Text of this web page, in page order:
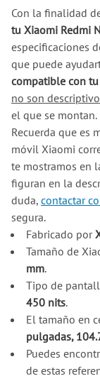
Con la finalidad
tu Xiaomi Redmi
especificaciones
que puede
compatible con
no son
el que se montan.
Recuerda que es
móvil Xiaomi
te mostramos en
figuran en la
duda, contactar
segura.
Fabricado por
Tamaño de
mm.
Tipo de
450 nits.
El tamaño en
pulgadas,
Puedes
de estas